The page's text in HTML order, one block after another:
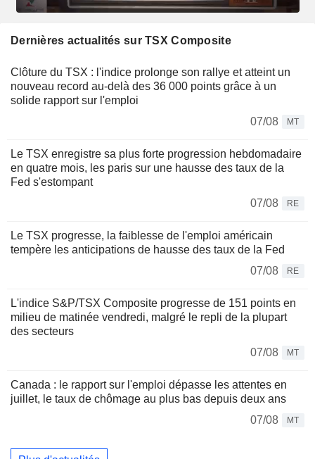
Dernières actualités sur TSX Composite
Clôture du TSX : l'indice prolonge son rallye et atteint un
nouveau record au-delà des 36 000 points grâce à un
solide rapport sur l'emploi
07/08
MT
Le TSX enregistre sa plus forte progression hebdomadaire
en quatre mois, les paris sur une hausse des taux de la
Fed s'estompant
07/08
RE
Le TSX progresse, la faiblesse de l'emploi américain
tempère les anticipations de hausse des taux de la Fed
07/08
RE
L'indice S&P/TSX Composite progresse de 151 points en
milieu de matinée vendredi, malgré le repli de la plupart
des secteurs
07/08
MT
Canada : le rapport sur l'emploi dépasse les attentes en
juillet, le taux de chômage au plus bas depuis deux ans
07/08
MT